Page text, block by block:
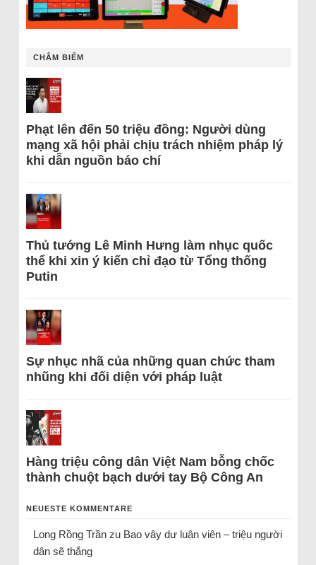
CHÂM BIẾM
Phạt lên đến 50 triệu đồng: Người dùng
mạng xã hội phải chịu trách nhiệm pháp lý
khi dẫn nguồn báo chí
Thủ tướng Lê Minh Hưng làm nhục quốc
thể khi xin ý kiến chỉ đạo từ Tổng thống
Putin
Sự nhục nhã của những quan chức tham
nhũng khi đối diện với pháp luật
Hàng triệu công dân Việt Nam bỗng chốc
thành chuột bạch dưới tay Bộ Công An
NEUESTE KOMMENTARE
Long Rồng Trầnzu Bao vây dư luận viên – triệu người
dân sẽ thắng